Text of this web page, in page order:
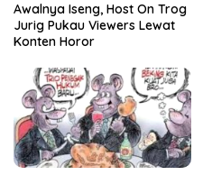
Awalnya Iseng, Host On Trog
Jurig Pukau Viewers Lewat
Konten Horor